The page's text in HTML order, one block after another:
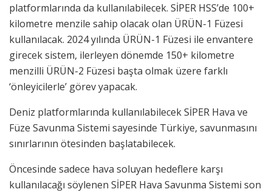
platformlarında da kullanılabilecek. SİPER HSS’de 100+
kilometre menzile sahip olacak olan ÜRÜN-1 Füzesi
kullanılacak. 2024 yılında ÜRÜN-1 Füzesi ile envantere
girecek sistem, ilerleyen dönemde 150+ kilometre
menzilli ÜRÜN-2 Füzesi başta olmak üzere farklı
‘önleyicilerle’ görev yapacak.
Deniz platformlarında kullanılabilecek SİPER Hava ve
Füze Savunma Sistemi sayesinde Türkiye, savunmasını
sınırlarının ötesinden başlatabilecek.
Öncesinde sadece hava soluyan hedeflere karşı
kullanılacağı söylenen SİPER Hava Savunma Sistemi son